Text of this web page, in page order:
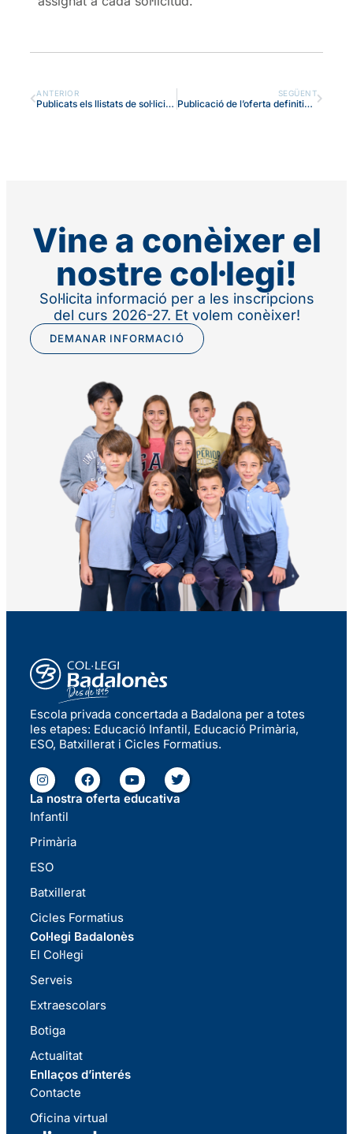
ANTERIOR
Publicats els llistats de sol·licituds de CFGM amb la puntuació, un cop resoltes les reclamacions
SEGÜENT
Publicació de l’oferta definitiva del Col·legi Badalonès per als estudis de Batxillerat
Vine a conèixer el
nostre col·legi!
Sol·licita informació per a les inscripcions
del curs 2026-27. Et volem conèixer!
DEMANAR INFORMACIÓ
Escola privada concertada a Badalona per a totes
les etapes: Educació Infantil, Educació Primària,
ESO, Batxillerat i Cicles Formatius.
La nostra oferta educativa
Infantil
Primària
ESO
Batxillerat
Cicles Formatius
Col·legi Badalonès
El Col·legi
Serveis
Extraescolars
Botiga
Actualitat
Enllaços d’interés
Contacte
Oficina virtual